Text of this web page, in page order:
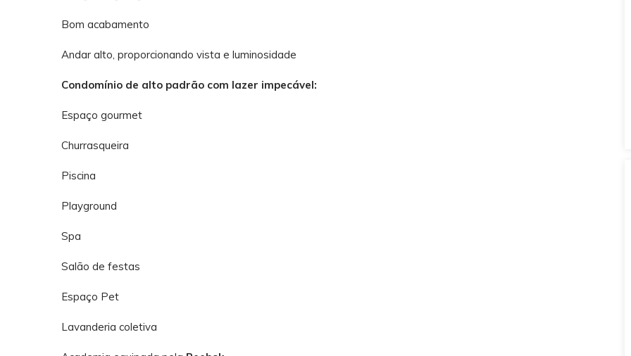
Bom acabamento
Andar alto, proporcionando vista e luminosidade
Condomínio de alto padrão com lazer impecável:
Espaço gourmet
Churrasqueira
Piscina
Playground
Spa
Salão de festas
Espaço Pet
Lavanderia coletiva